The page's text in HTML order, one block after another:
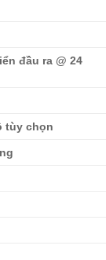
đầu ra @ 24
tùy chọn